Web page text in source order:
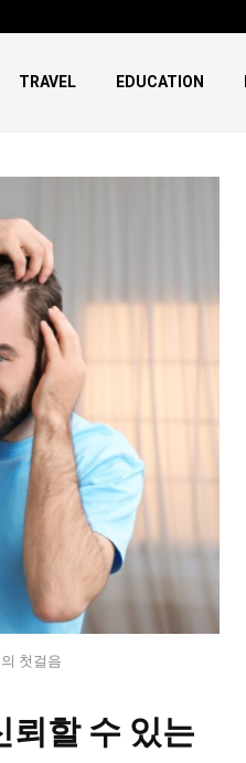
TRAVEL EDUCATION
첫걸음
할 수 있는